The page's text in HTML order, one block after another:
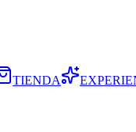
TIENDA